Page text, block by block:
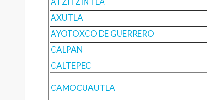
AXUTLA
AYOTOXCO DE GUERRERO
CALPAN
CALTEPEC
CAMOCUAUTLA